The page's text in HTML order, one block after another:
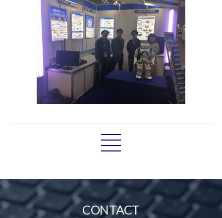
CONTACT